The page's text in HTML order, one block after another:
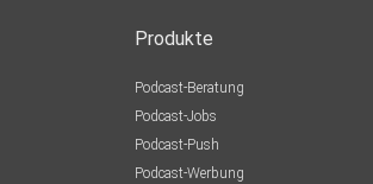
Produkte
Podcast-Beratung
Podcast-Jobs
Podcast-Push
Podcast-Werbung